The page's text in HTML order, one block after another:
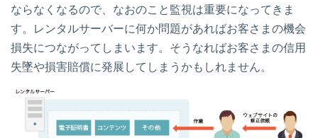
ならなくなるので、なおのこと監視は重要になってきま
す。レンタルサーバーに何か問題があればお客さまの機会
損失につながってしまいます。そうなればお客さまの信用
失墜や損害賠償に発展してしまうかもしれません。